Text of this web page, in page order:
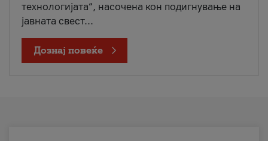
технологијата“, насочена кон подигнување на
јавната свест...
Дознај повеќе